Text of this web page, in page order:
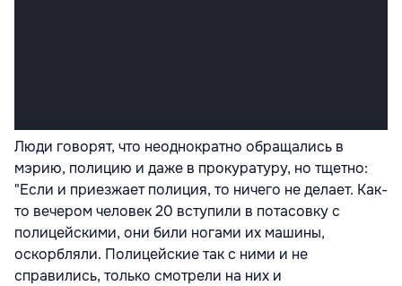
Люди говорят, что неоднократно обращались в
мэрию, полицию и даже в прокуратуру, но тщетно:
"Если и приезжает полиция, то ничего не делает. Как-
то вечером человек 20 вступили в потасовку с
полицейскими, они били ногами их машины,
оскорбляли. Полицейские так с ними и не
справились, только смотрели на них и